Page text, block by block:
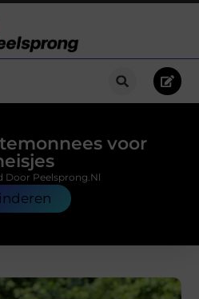
voor
Door Peelsprong.nl